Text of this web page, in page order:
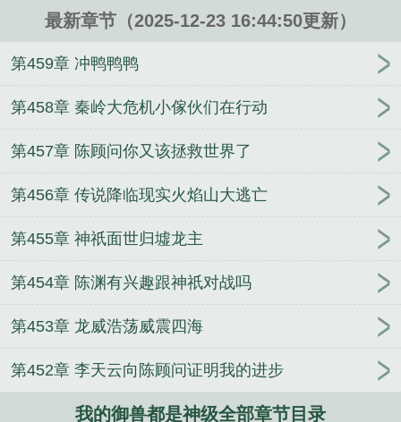
真只是个护林员免费阅读
御兽我真只是个护林员txt
御兽我真只是个护林员免费
御兽我真只是个护林员
阿蒙的凝视 我的御兽都是神级
御
员全文免费阅读 御兽我真只是个护林员TXT
御兽我
上道经【仙界篇】 临界诡道 祖巫霸世
娇藏春色
最新章节（2025-12-23 16:44:50更新）
第459章 冲鸭鸭鸭
第458章 秦岭大危机小傢伙们在行动
第457章 陈顾问你又该拯救世界了
第456章 传说降临现实火焰山大逃亡
第455章 神祇面世归墟龙主
第454章 陈渊有兴趣跟神祇对战吗
第453章 龙威浩荡威震四海
第452章 李天云向陈顾问证明我的进步
我的御兽都是神级全部章节目录